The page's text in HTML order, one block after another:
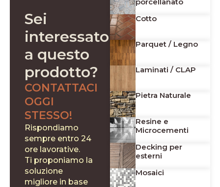
Sei
interessato
a questo
prodotto?
CONTATTACI
OGGI
STESSO!
Rispondiamo
sempre entro 24
ore lavorative.
Ti proponiamo la
soluzione
migliore in base
Cotto
Parquet / Legno
Laminati / CLAP
Pietra Naturale
Resine e
Microcementi
Decking per
esterni
Mosaici